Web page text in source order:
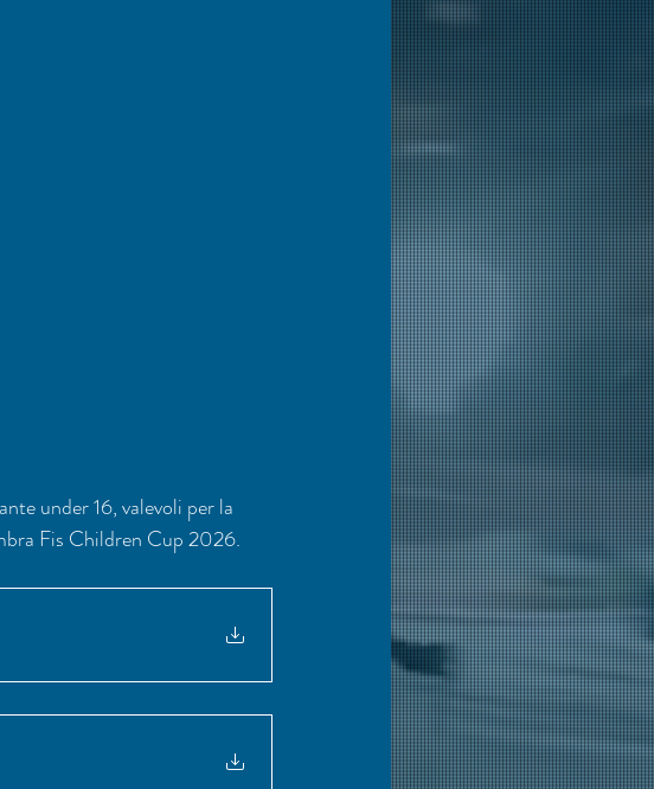
under 16, valevoli per la
Fis Children Cup 2026.